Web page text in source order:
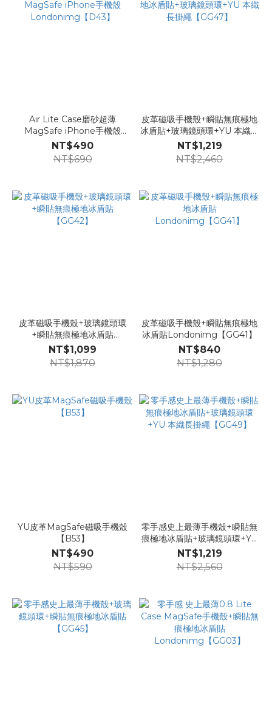
Air Lite Case磨砂超薄
MagSafe iPhone手機殼
Londonimg【D43】
NT$490
NT$690
皮革磁吸手機殼+瞬貼無痕極地
冰盾貼+玻璃鏡頭環+YU 本織長
掛繩【GG47】
NT$1,219
NT$2,460
皮革磁吸手機殼+玻璃鏡頭環
+瞬貼無痕極地冰盾貼
【GG42】
NT$1,099
NT$1,870
皮革磁吸手機殼+瞬貼無痕極地
冰盾貼Londonimg【GG41】
NT$840
NT$1,280
YU皮革MagSafe磁吸手機殼
【B53】
NT$490
NT$590
零手感史上最薄手機殼+瞬貼無
痕極地冰盾貼+玻璃鏡頭環+YU
本織長掛繩【GG49】
NT$1,219
NT$2,560